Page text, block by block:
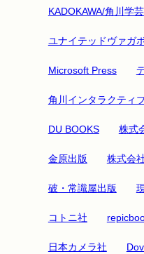
KADOKAWA/角川学
ユナイテッドヴァガ
Microsoft Press
角川インタラクティ
DU BOOKS 株式
金原出版 株式会
破・常識屋出版
コトニ社
日本カメラ社